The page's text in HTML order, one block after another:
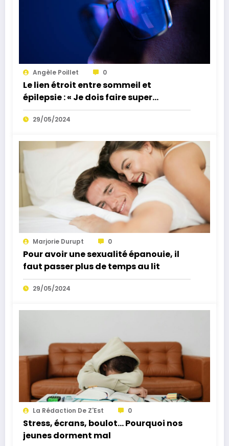
Angèle Poillet 0
Le lien étroit entre sommeil et
épilepsie : « Je dois faire super
attention à mon sommeil alors
qu’avant je m’en fichais »
29/05/2024
Marjorie Durupt 0
Pour avoir une sexualité épanouie, il
faut passer plus de temps au lit
29/05/2024
La Rédaction De Z'Est 0
Stress, écrans, boulot… Pourquoi nos
jeunes dorment mal